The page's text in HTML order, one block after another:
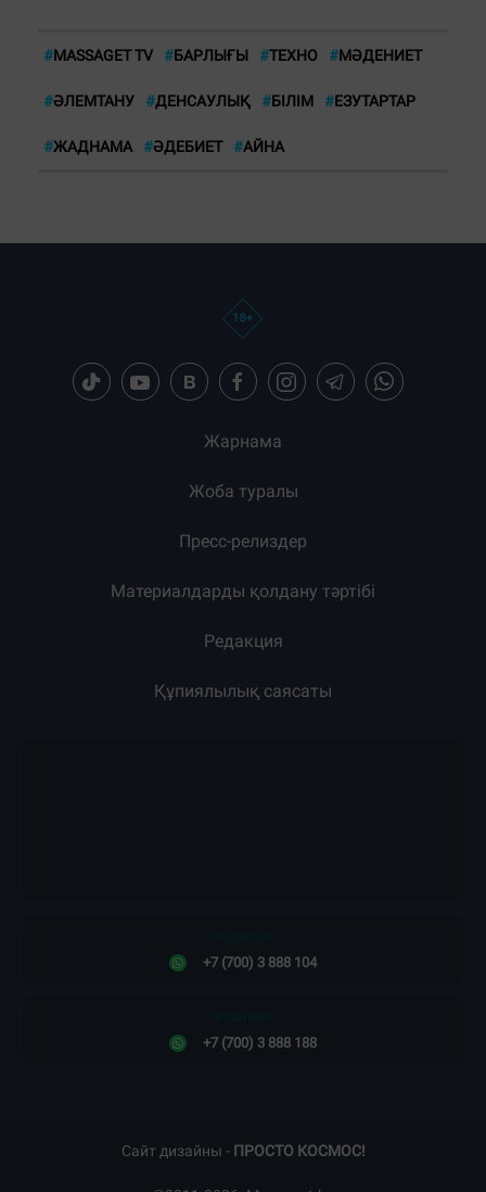
#MASSAGET TV #БАРЛЫҒЫ #ТЕХНО #МӘДЕНИЕТ
#ӘЛЕМТАНУ #ДЕНСАУЛЫҚ #БІЛІМ #ЕЗУТАРТАР
#ЖАДНАМА #ӘДЕБИЕТ #АЙНА
Жарнама
Жоба туралы
Пресс-релиздер
Материалдарды қолдану тәртібі
Редакция
Құпиялылық саясаты
+7 (700) 3 888 104
+7 (700) 3 888 188
Сайт дизайны - ПРОСТО КОСМОС!